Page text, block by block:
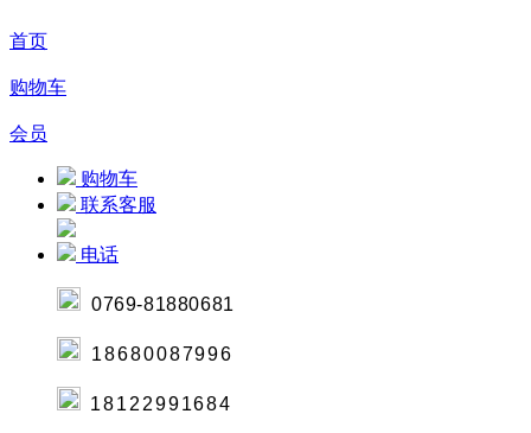
首页
购物车
会员
购物车
联系客服
电话
0769-81880681
18680087996
18122991684